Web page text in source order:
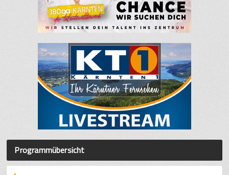
Programmübersicht